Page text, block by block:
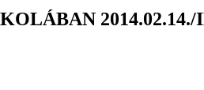
2014.02.14./